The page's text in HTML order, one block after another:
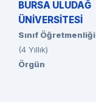
BURSA ULUDAĞ
ÜNİVERSİTESİ
Sınıf Öğretmenliği
(4 Yıllık)
Örgün